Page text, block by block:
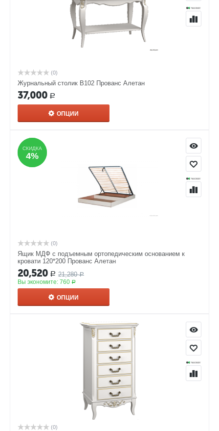
(0)
Журнальный столик В102 Прованс Алетан
37,000 Р
ОПЦИИ
СКИДКА
4%
СКИДКА
4%
(0)
Ящик МДФ с подъемным ортопедическим основанием к
кровати 120*200 Прованс Алетан
20,520 Р 21,280 Р
Вы экономите: 760 Р
ОПЦИИ
(0)